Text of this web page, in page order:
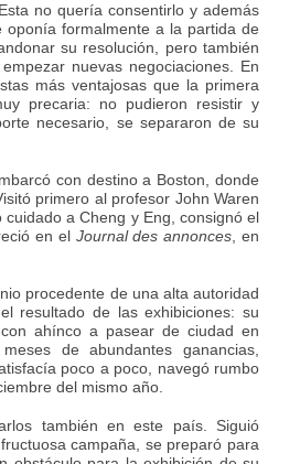
no quería consentirlo y además
formalmente a la partida de
su resolución, pero también
nuevas negociaciones. En
más ventajosas que la primera
precaria: no pudieron resistir y
necesario, se separaron de su
con destino a Boston, donde
primero al profesor John Waren
a Cheng y Eng, consignó el
en el Journal des annonces , en
procedente de una alta autoridad
resultado de las exhibiciones: su
ahínco a pasear de ciudad en
de abundantes ganancias,
poco a poco, navegó rumbo
del mismo año.
también en este país. Siguió
campaña, se preparó para